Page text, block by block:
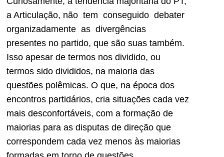
a Articulação, não tem conseguido debater
organizadamente as divergências
presentes no partido, que são suas também.
Isso apesar de termos nos dividido, ou
termos sido divididos, na maioria das
questões polêmicas. O que, na época dos
encontros partidários, cria situações cada vez
mais desconfortáveis, com a formação de
maiorias para as disputas de direção que
correspondem cada vez menos às maiorias